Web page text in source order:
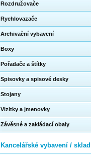
Rozdružovače
Rychlovazače
Archivační vybavení
Boxy
Pořadače a štítky
Spisovky a spisové desky
Stojany
Vizitky a jmenovky
Závěsné a zakládací obaly
Kancelářské vybavení / sklad